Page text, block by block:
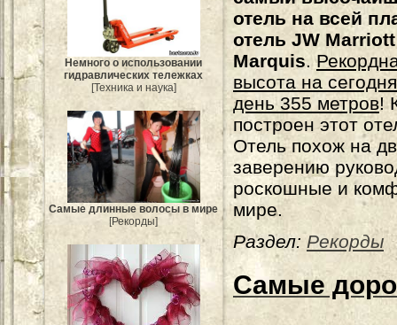
Немного о использовании
гидравлических тележках
[Техника и наука]
Самые длинные волосы в мире
[Рекорды]
отель на всей
отель JW Marriott
Marquis.
высота на
день 355 метров!
построен этот
Отель похож на
заверению
роскошные и
мире.
Раздел: Рекорды
Самые